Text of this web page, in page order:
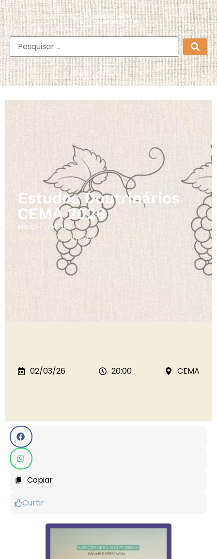
Estudos Doutrinários
CEMA 2026
Início Evento
Estudos Doutrinários CEMA 2026
02/03/26 20:00 CEMA
Copiar
Curtir